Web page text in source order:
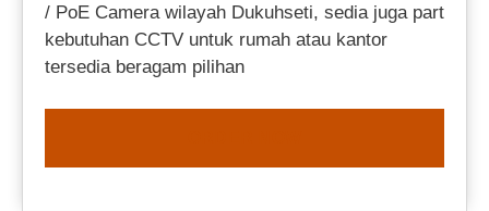
/ PoE Camera wilayah Dukuhseti, sedia juga part
kebutuhan CCTV untuk rumah atau kantor
tersedia beragam pilihan